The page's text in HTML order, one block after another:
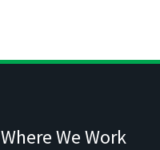
Where We Work